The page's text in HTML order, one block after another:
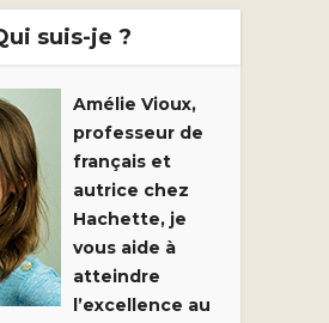
suis-je ?
Amélie Vioux,
professeur de
français et
autrice chez
Hachette, je
vous aide à
atteindre
l’excellence au